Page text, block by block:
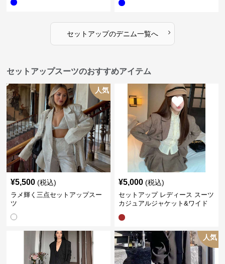
セットアップのデニム一覧へ ›
セットアップスーツのおすすめアイテム
人気
¥5,500 (税込)
ラメ輝く三点セットアップスー
ツ
¥5,000 (税込)
セットアップ レディース スーツ
カジュアルジャケット&ワイド
人気